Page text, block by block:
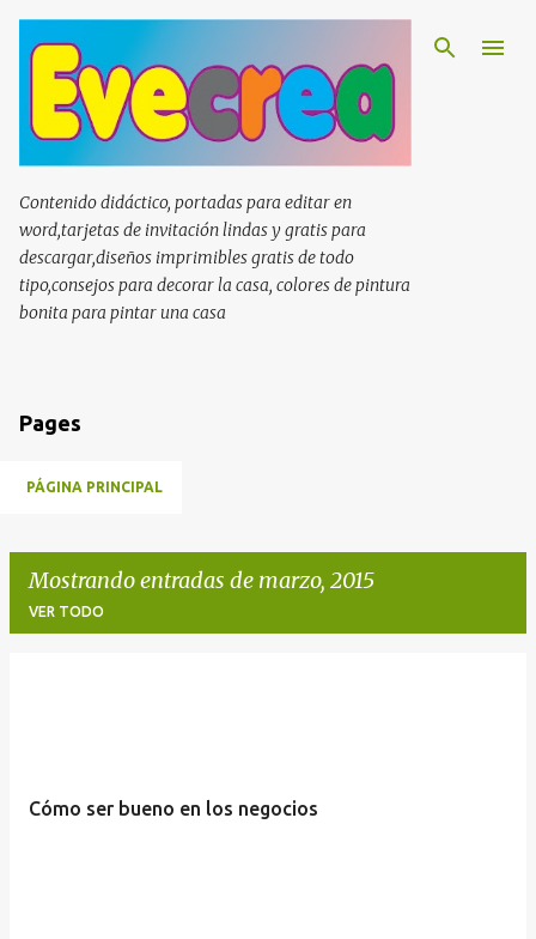
Contenido didáctico, portadas para editar en
word,tarjetas de invitación lindas y gratis para
descargar,diseños imprimibles gratis de todo
tipo,consejos para decorar la casa, colores de pintura
bonita para pintar una casa
Pages
PÁGINA PRINCIPAL
Mostrando entradas de marzo, 2015
VER TODO
Cómo ser bueno en los negocios